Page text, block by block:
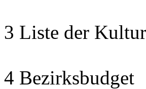
3 Liste der
4 Bezirksbudget